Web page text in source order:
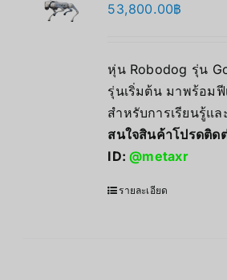
53,800.00฿
หุ่น Robodog รุ่น
รุ่นเริ่มต้น มาพร้อมฟี
สำหรับการเรียนรู้แ
สนใจสินค้าโปรดติด
ID:@metaxr
รายละเอียด